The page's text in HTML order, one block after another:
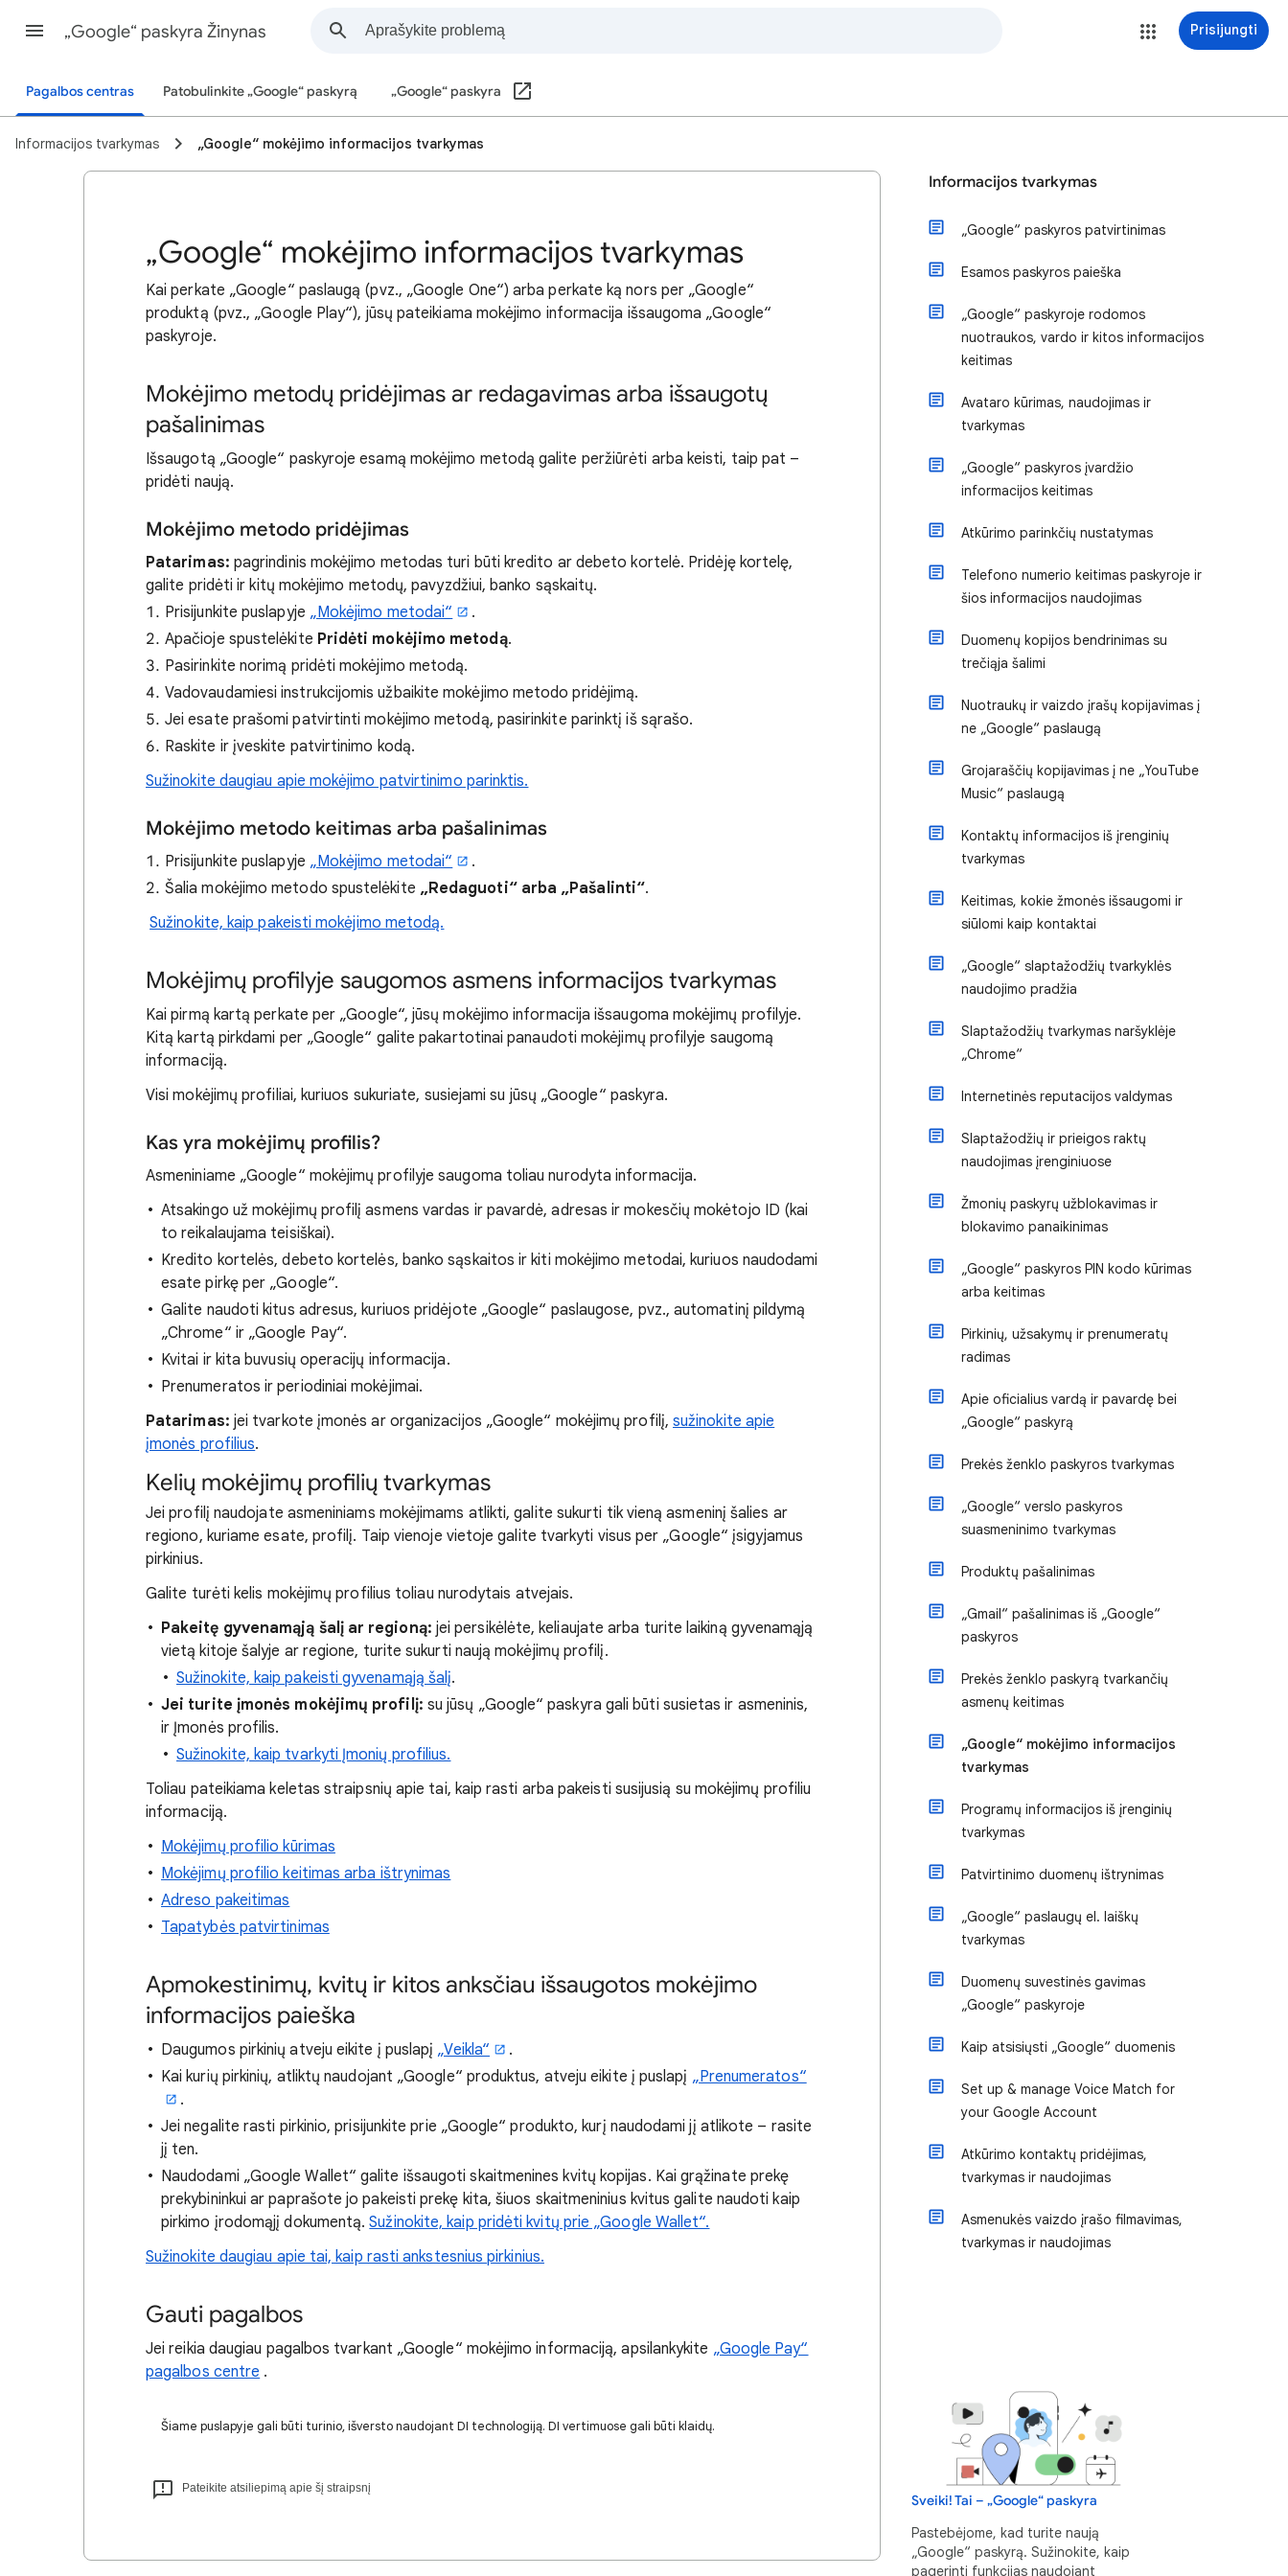
„Google“ paskyra Žinynas Prisijungti
Pagalbos centras Patobulinkite „Google“ paskyrą „Google“ paskyra
Informacijos tvarkymas „Google“ mokėjimo informacijos tvarkymas
„Google“ mokėjimo informacijos tvarkymas
Kai perkate „Google“ paslaugą (pvz., „Google One“) arba perkate ką nors per „Google“
produktą (pvz., „Google Play“), jūsų pateikiama mokėjimo informacija išsaugoma „Google“
paskyroje.
Mokėjimo metodų pridėjimas ar redagavimas arba išsaugotų
pašalinimas
Išsaugotą „Google“ paskyroje esamą mokėjimo metodą galite peržiūrėti arba keisti, taip pat –
pridėti naują.
Mokėjimo metodo pridėjimas
Patarimas: pagrindinis mokėjimo metodas turi būti kredito ar debeto kortelė. Pridėję kortelę,
galite pridėti ir kitų mokėjimo metodų, pavyzdžiui, banko sąskaitų.
Prisijunkite puslapyje „Mokėjimo metodai“
.
Apačioje spustelėkite Pridėti mokėjimo metodą.
Pasirinkite norimą pridėti mokėjimo metodą.
Vadovaudamiesi instrukcijomis užbaikite mokėjimo metodo pridėjimą.
Jei esate prašomi patvirtinti mokėjimo metodą, pasirinkite parinktį iš sąrašo.
Raskite ir įveskite patvirtinimo kodą.
Sužinokite daugiau apie mokėjimo patvirtinimo parinktis.
Mokėjimo metodo keitimas arba pašalinimas
Prisijunkite puslapyje „Mokėjimo metodai“
.
Šalia mokėjimo metodo spustelėkite „Redaguoti“ arba „Pašalinti“.
Sužinokite, kaip pakeisti mokėjimo metodą.
Mokėjimų profilyje saugomos asmens informacijos tvarkymas
Kai pirmą kartą perkate per „Google“, jūsų mokėjimo informacija išsaugoma mokėjimų profilyje.
Kitą kartą pirkdami per „Google“ galite pakartotinai panaudoti mokėjimų profilyje saugomą
informaciją.
Visi mokėjimų profiliai, kuriuos sukuriate, susiejami su jūsų „Google“ paskyra.
Kas yra mokėjimų profilis?
Asmeniniame „Google“ mokėjimų profilyje saugoma toliau nurodyta informacija.
Atsakingo už mokėjimų profilį asmens vardas ir pavardė, adresas ir mokesčių mokėtojo ID (kai
to reikalaujama teisiškai).
Kredito kortelės, debeto kortelės, banko sąskaitos ir kiti mokėjimo metodai, kuriuos naudodami
esate pirkę per „Google“.
Galite naudoti kitus adresus, kuriuos pridėjote „Google“ paslaugose, pvz., automatinį pildymą
„Chrome“ ir „Google Pay“.
Kvitai ir kita buvusių operacijų informacija.
Prenumeratos ir periodiniai mokėjimai.
Patarimas: jei tvarkote įmonės ar organizacijos „Google“ mokėjimų profilį,sužinokite apie
įmonės profilius.
Kelių mokėjimų profilių tvarkymas
Jei profilį naudojate asmeniniams mokėjimams atlikti, galite sukurti tik vieną asmeninį šalies ar
regiono, kuriame esate, profilį. Taip vienoje vietoje galite tvarkyti visus per „Google“ įsigyjamus
pirkinius.
Galite turėti kelis mokėjimų profilius toliau nurodytais atvejais.
Pakeitę gyvenamąją šalį ar regioną: jei persikėlėte, keliaujate arba turite laikiną gyvenamąją
vietą kitoje šalyje ar regione, turite sukurti naują mokėjimų profilį.
Sužinokite, kaip pakeisti gyvenamąją šalį.
Jei turite įmonės mokėjimų profilį: su jūsų „Google“ paskyra gali būti susietas ir asmeninis,
ir Įmonės profilis.
Sužinokite, kaip tvarkyti Įmonių profilius.
Toliau pateikiama keletas straipsnių apie tai, kaip rasti arba pakeisti susijusią su mokėjimų profiliu
informaciją.
Mokėjimų profilio kūrimas
Mokėjimų profilio keitimas arba ištrynimas
Adreso pakeitimas
Tapatybės patvirtinimas
Apmokestinimų, kvitų ir kitos anksčiau išsaugotos mokėjimo
informacijos paieška
Daugumos pirkinių atveju eikite į puslapį „Veikla“
.
Kai kurių pirkinių, atliktų naudojant „Google“ produktus, atveju eikite į puslapį „Prenumeratos“
.
Jei negalite rasti pirkinio, prisijunkite prie „Google“ produkto, kurį naudodami jį atlikote – rasite
jį ten.
Naudodami „Google Wallet“ galite išsaugoti skaitmenines kvitų kopijas. Kai grąžinate prekę
prekybininkui ar paprašote jo pakeisti prekę kita, šiuos skaitmeninius kvitus galite naudoti kaip
pirkimo įrodomąjį dokumentą.Sužinokite, kaip pridėti kvitų prie „Google Wallet“.
Sužinokite daugiau apie tai, kaip rasti ankstesnius pirkinius.
Gauti pagalbos
Jei reikia daugiau pagalbos tvarkant „Google“ mokėjimo informaciją, apsilankykite „Google Pay“
pagalbos centre .
Šiame puslapyje gali būti turinio, išversto naudojant DI technologiją. DI vertimuose gali būti klaidų.
Pateikite atsiliepimą apie šį straipsnį
Informacijos tvarkymas
„Google“ paskyros patvirtinimas
Esamos paskyros paieška
„Google“ paskyroje rodomos
nuotraukos, vardo ir kitos informacijos
keitimas
Avataro kūrimas, naudojimas ir
tvarkymas
„Google“ paskyros įvardžio
informacijos keitimas
Atkūrimo parinkčių nustatymas
Telefono numerio keitimas paskyroje ir
šios informacijos naudojimas
Duomenų kopijos bendrinimas su
trečiąja šalimi
Nuotraukų ir vaizdo įrašų kopijavimas į
ne „Google“ paslaugą
Grojaraščių kopijavimas į ne „YouTube
Music“ paslaugą
Kontaktų informacijos iš įrenginių
tvarkymas
Keitimas, kokie žmonės išsaugomi ir
siūlomi kaip kontaktai
„Google“ slaptažodžių tvarkyklės
naudojimo pradžia
Slaptažodžių tvarkymas naršyklėje
„Chrome“
Internetinės reputacijos valdymas
Slaptažodžių ir prieigos raktų
naudojimas įrenginiuose
Žmonių paskyrų užblokavimas ir
blokavimo panaikinimas
„Google“ paskyros PIN kodo kūrimas
arba keitimas
Pirkinių, užsakymų ir prenumeratų
radimas
Apie oficialius vardą ir pavardę bei
„Google“ paskyrą
Prekės ženklo paskyros tvarkymas
„Google“ verslo paskyros
suasmeninimo tvarkymas
Produktų pašalinimas
„Gmail“ pašalinimas iš „Google“
paskyros
Prekės ženklo paskyrą tvarkančių
asmenų keitimas
„Google“ mokėjimo informacijos
tvarkymas
Programų informacijos iš įrenginių
tvarkymas
Patvirtinimo duomenų ištrynimas
„Google“ paslaugų el. laiškų
tvarkymas
Duomenų suvestinės gavimas
„Google“ paskyroje
Kaip atsisiųsti „Google“ duomenis
Set up & manage Voice Match for
your Google Account
Atkūrimo kontaktų pridėjimas,
tvarkymas ir naudojimas
Asmenukės vaizdo įrašo filmavimas,
tvarkymas ir naudojimas
Sveiki! Tai – „Google“ paskyra
Pastebėjome, kad turite naują
„Google“ paskyrą. Sužinokite, kaip
pagerinti funkcijas naudojant